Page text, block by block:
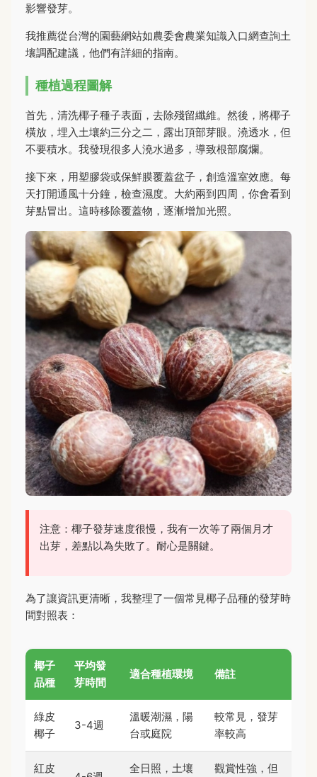
影響發芽。
我推薦從台灣的園藝網站如農委會農業知識入口網查詢土
壤調配建議，他們有詳細的指南。
種植過程圖解
首先，清洗椰子種子表面，去除殘留纖維。然後，將椰子
橫放，埋入土壤約三分之二，露出頂部芽眼。澆透水，但
不要積水。我發現很多人澆水過多，導致根部腐爛。
接下來，用塑膠袋或保鮮膜覆蓋盆子，創造溫室效應。每
天打開通風十分鐘，檢查濕度。大約兩到四周，你會看到
芽點冒出。這時移除覆蓋物，逐漸增加光照。
注意：椰子發芽速度很慢，我有一次等了兩個月才
出芽，差點以為失敗了。耐心是關鍵。
為了讓資訊更清晰，我整理了一個常見椰子品種的發芽時
間對照表：
椰子
品種
平均發
芽時間
適合種植環境 備註
綠皮
椰子
3-4週
溫暖潮濕，陽
台或庭院
較常見，發芽
率較高
紅皮 全日照，土壤 觀賞性強，但